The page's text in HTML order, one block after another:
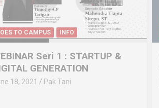
TO CAMPUS INFO
Seri 1 : STARTUP &
GENERATION
18, 2021 Pak Tani